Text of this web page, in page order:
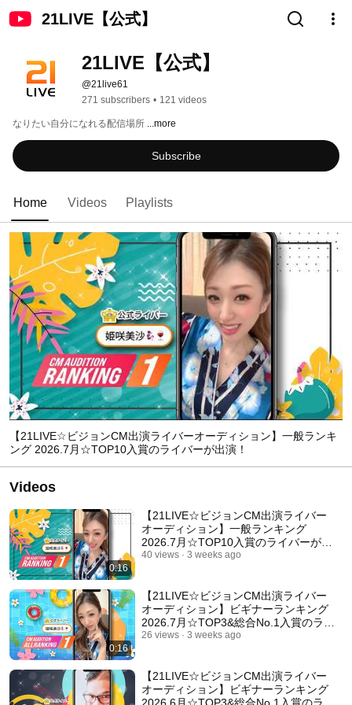
21LIVE【公式】
21LIVE【公式】
@21live61
271 subscribers • 121 videos
なりたい自分になれる配信場所 ...more
Subscribe
Home Videos Playlists
【21LIVE☆ビジョンCM出演ライバーオーディション】一般ランキ
ング 2026.7月☆TOP10入賞のライバーが出演！
Videos
0:16
【21LIVE☆ビジョンCM出演ライバー
オーディション】一般ランキング
2026.7月☆TOP10入賞のライバーが出
演！
40 views 3 weeks ago
0:16
【21LIVE☆ビジョンCM出演ライバー
オーディション】ビギナーランキング
2026.7月☆TOP3&総合No.1入賞のライ
バーが出演！
26 views 3 weeks ago
【21LIVE☆ビジョンCM出演ライバー
オーディション】ビギナーランキング
2026.6月☆TOP3&総合No.1入賞のライ